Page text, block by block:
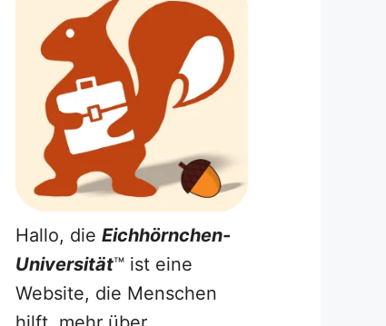
Hallo, die Eichhörnchen-
Universität™ ist eine
Website, die Menschen